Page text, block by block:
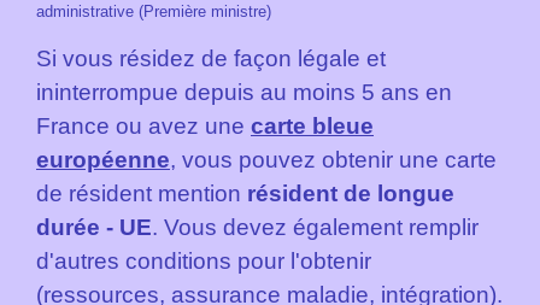
administrative (Première ministre)
Si vous résidez de façon légale et
ininterrompue depuis au moins 5 ans en
France ou avez une carte bleue
européenne, vous pouvez obtenir une carte
de résident mention résident de longue
durée - UE. Vous devez également remplir
d'autres conditions pour l'obtenir
(ressources, assurance maladie, intégration).